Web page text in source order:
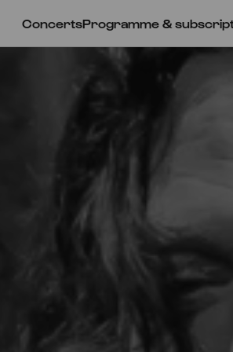
ConcertsProgramme &